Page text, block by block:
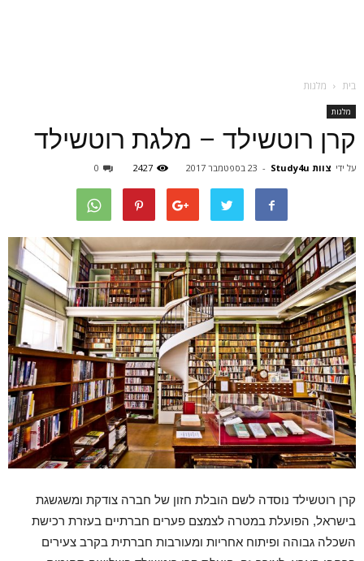
בית מלגות
מלגות
קרן רוטשילד – מלגת רוטשילד
על ידי צוות Study4u - 23 בספטמבר 2017 2427
0
קרן רוטשילד נוסדה לשם הובלת חזון של חברה צודקת ומשגשגת
בישראל, הפועלת במטרה לצמצם פערים חברתיים בעזרת רכישת
השכלה גבוהה ופיתוח אחריות ומעורבות חברתית בקרב צעירים